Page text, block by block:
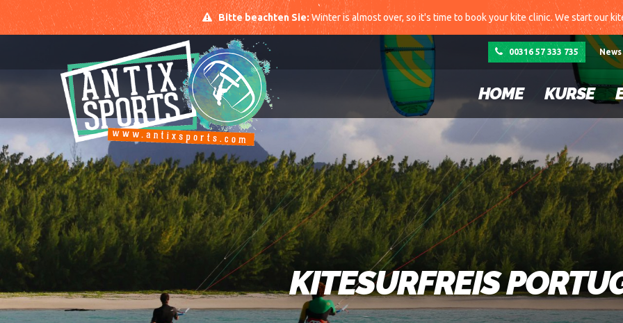
Bitte beachten Sie:Winter is almost over, so it's time to book your kite clinic. We start our
News
00316 57 333 735
HOME KURSE
KITESURFREIS